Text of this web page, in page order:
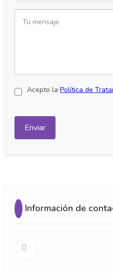
Acepto la Política de
Enviar
Información de